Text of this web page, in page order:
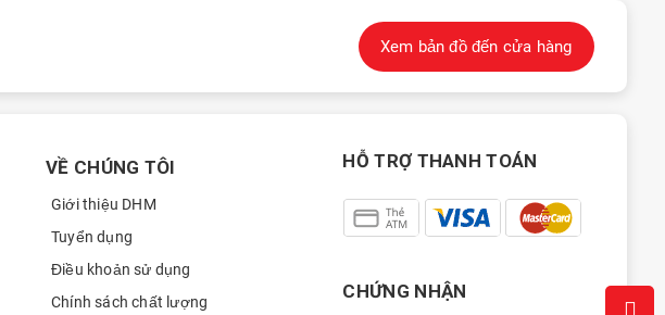
Xem bản đồ đến cửa hàng
VỀ CHÚNG TÔI
Giới thiệu DHM
Tuyển dụng
Điều khoản sử dụng
Chính sách chất lượng
HỖ TRỢ THANH TOÁN
CHỨNG NHẬN